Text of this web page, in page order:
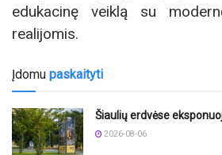
edukacinę veiklą su
realijomis.
Įdomu paskaityti
Šiaulių erdvėse
2026-08-06